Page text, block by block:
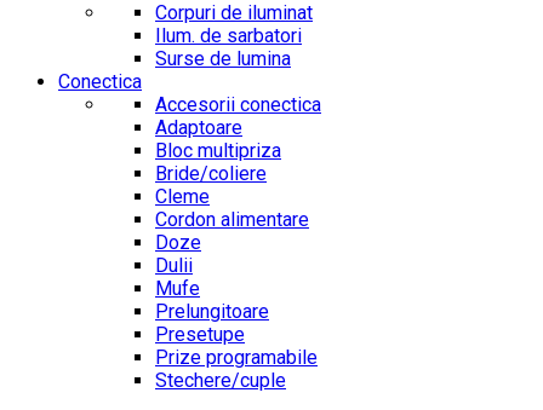
Corpuri de iluminat
Ilum. de sarbatori
Surse de lumina
Conectica
Accesorii conectica
Adaptoare
Bloc multipriza
Bride/coliere
Cleme
Cordon alimentare
Doze
Dulii
Mufe
Prelungitoare
Presetupe
Prize programabile
Stechere/cuple